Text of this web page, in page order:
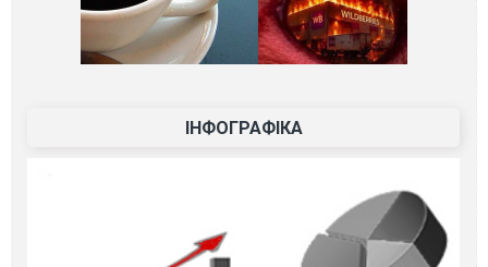
ІНФОГРАФІКА